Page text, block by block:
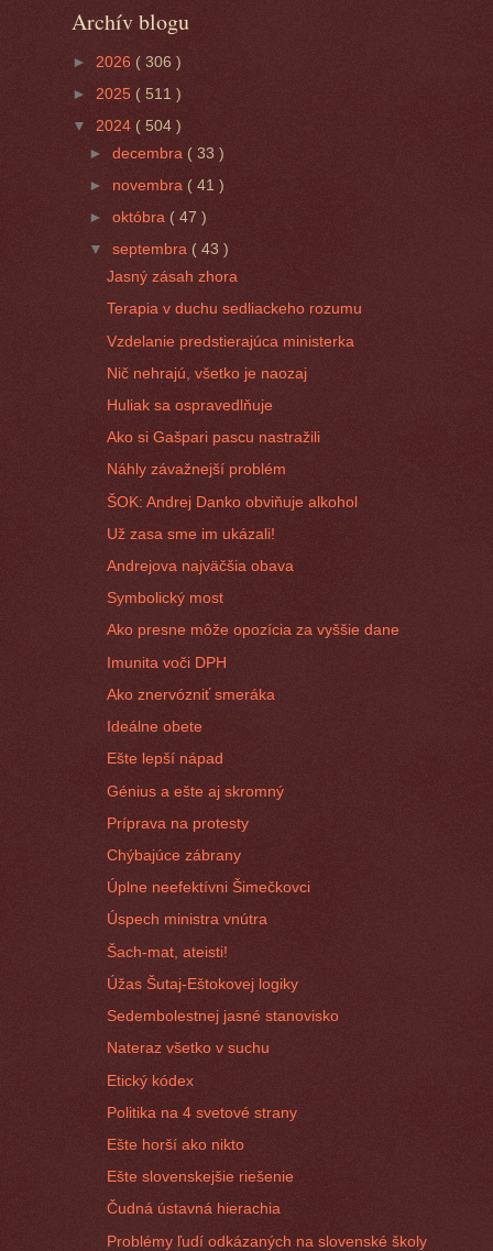
Archív blogu
► 2026 ( 306 )
► 2025 ( 511 )
▼ 2024 ( 504 )
►decembra ( 33 )
► novembra ( 41 )
►októbra ( 47 )
▼septembra ( 43 )
Jasný zásah zhora
Terapia v duchu sedliackeho rozumu
Vzdelanie predstierajúca ministerka
Nič nehrajú, všetko je naozaj
Huliak sa ospravedlňuje
Ako si Gašpari pascu nastražili
Náhly závažnejší problém
ŠOK: Andrej Danko obviňuje alkohol
Už zasa sme im ukázali!
Andrejova najväčšia obava
Symbolický most
Ako presne môže opozícia za vyššie dane
Imunita voči DPH
Ako znervózniť smeráka
Ideálne obete
Ešte lepší nápad
Génius a ešte aj skromný
Príprava na protesty
Chýbajúce zábrany
Úplne neefektívni Šimečkovci
Úspech ministra vnútra
Šach-mat, ateisti!
Úžas Šutaj-Eštokovej logiky
Sedembolestnej jasné stanovisko
Nateraz všetko v suchu
Etický kódex
Politika na 4 svetové strany
Ešte horší ako nikto
Ešte slovenskejšie riešenie
Čudná ústavná hierachia
Problémy ľudí odkázaných na slovenské školy